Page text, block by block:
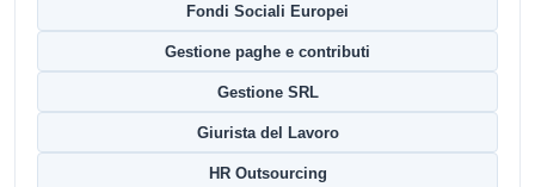
Fondi Sociali Europei
Gestione paghe e contributi
Gestione SRL
Giurista del Lavoro
HR Outsourcing